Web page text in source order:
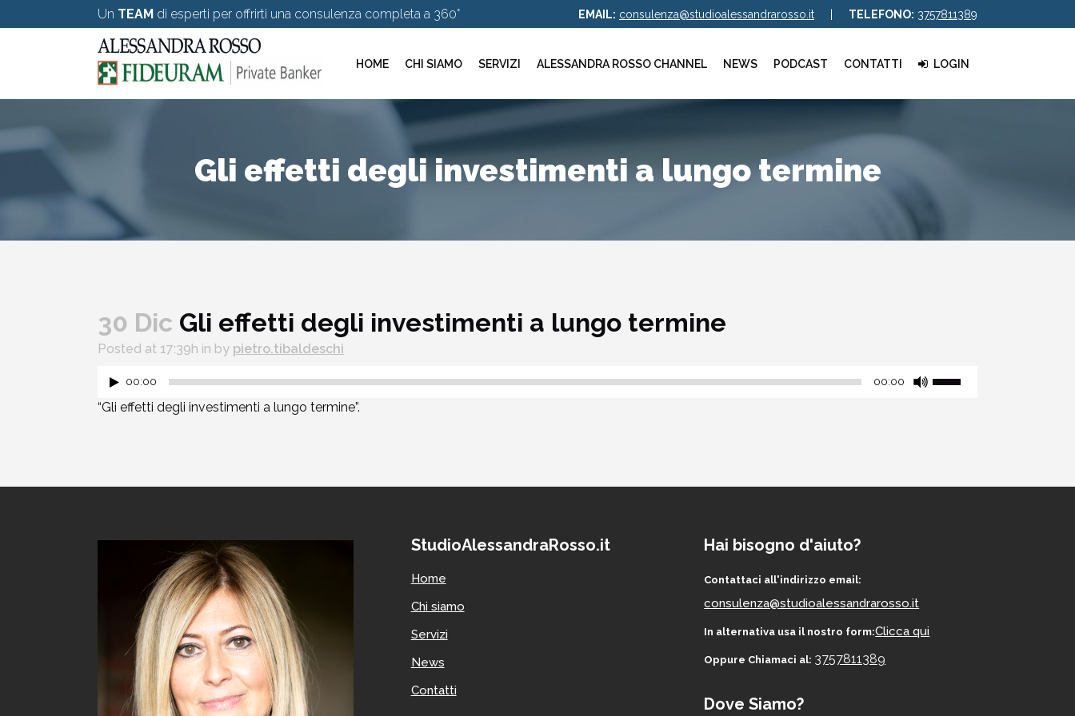
Un TEAM di esperti per offrirti una consulenza completa a 360° EMAIL: consulenza@studioalessandrarosso.it TELEFONO: 3757811389
HOME CHI SIAMO SERVIZI ALESSANDRA ROSSO CHANNEL NEWS PODCAST CONTATTI LOGIN
Gli effetti degli investimenti a lungo termine
30 Dic Gli effetti degli investimenti a lungo termine
Posted at 17:39h in by pietro.tibaldeschi
00:00 00:00
Usa
“Gli effetti degli investimenti a lungo termine”.
StudioAlessandraRosso.it
Home
Chi siamo
Servizi
News
Contatti
Hai bisogno d'aiuto?
Contattaci all'indirizzo email:
consulenza@studioalessandrarosso.it
In alternativa usa il nostro form:Clicca qui
Oppure Chiamaci al: 3757811389
Dove Siamo?